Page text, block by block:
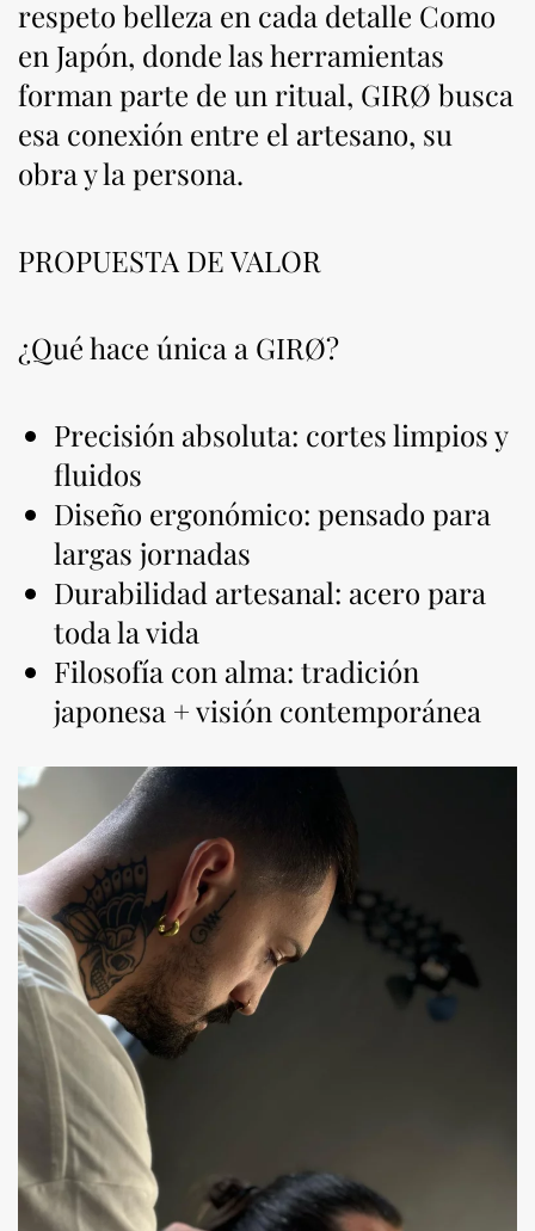
respeto belleza en cada detalle Como
en Japón, donde las herramientas
forman parte de un ritual, GIRØ busca
esa conexión entre el artesano, su
obra y la persona.
PROPUESTA DE VALOR
¿Qué hace única a GIRØ?
Precisión absoluta: cortes limpios y
fluidos
Diseño ergonómico: pensado para
largas jornadas
Durabilidad artesanal: acero para
toda la vida
Filosofía con alma: tradición
japonesa + visión contemporánea